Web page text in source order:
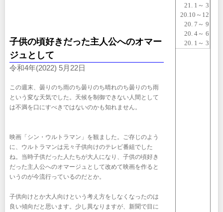
21. 1～ 3
20.10～12
20. 7～ 9
20. 4～ 6
20. 1～ 3
子供の頃好きだった主人公へのオマー
ジュとして
令和4年(2022) 5月22日
この週末、曇りのち雨のち曇りのち晴れのち曇りのち雨
という変な天気でした。天候を制御できない人間として
は不満を口にすべきではないのかも知れません。
映画「シン・ウルトラマン」を観ました。ご存じのよう
に、ウルトラマンは元々子供向けのテレビ番組でした
ね。当時子供だった人たちが大人になり、子供の頃好き
だった主人公へのオマージュとして改めて映画を作ると
いうのが今流行っているのだとか。
子供向けとか大人向けという考え方をしなくなったのは
良い傾向だと思います。少し異なりますが、新聞で目に